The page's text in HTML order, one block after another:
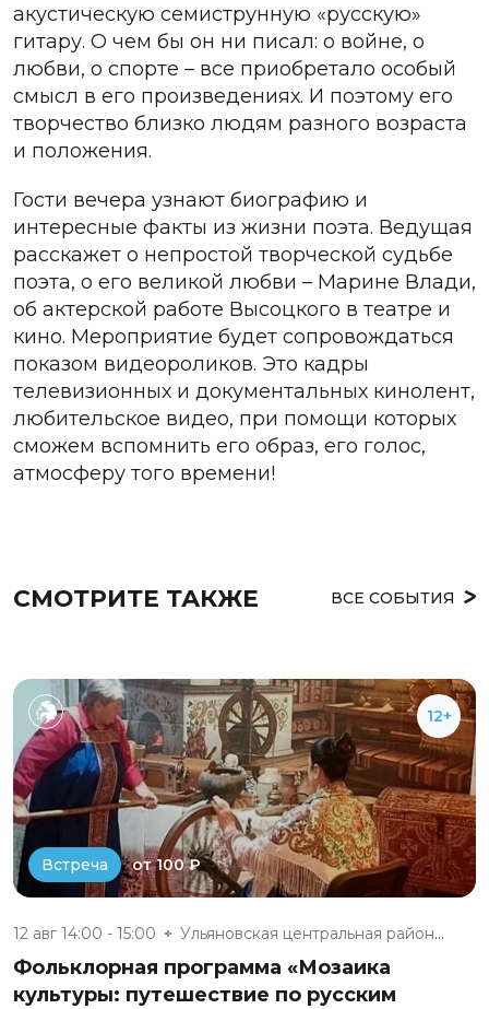
акустическую семиструнную «русскую»
гитару. О чем бы он ни писал: о войне, о
любви, о спорте – все приобретало особый
смысл в его произведениях. И поэтому его
творчество близко людям разного возраста
и положения.
Гости вечера узнают биографию и
интересные факты из жизни поэта. Ведущая
расскажет о непростой творческой судьбе
поэта, о его великой любви – Марине Влади,
об актерской работе Высоцкого в театре и
кино. Мероприятие будет сопровождаться
показом видеороликов. Это кадры
телевизионных и документальных кинолент,
любительское видео, при помощи которых
сможем вспомнить его образ, его голос,
атмосферу того времени!
СМОТРИТЕ ТАКЖЕ ВСЕ СОБЫТИЯ
12+
Встреча от 100 ₽
12 авг 14:00 - 15:00 Ульяновская центральная районн...
Фольклорная программа «Мозаика
культуры: путешествие по русским